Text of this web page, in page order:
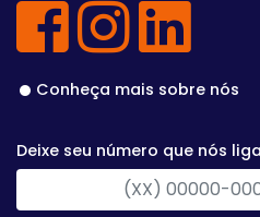
Conheça mais sobre nós
Deixe seu número que nós